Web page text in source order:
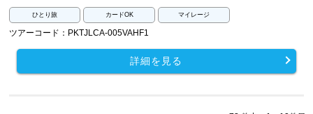
ひとり旅 カードOK マイレージ
ツアーコード：PKTJLCA-005VAHF1
詳細を見る